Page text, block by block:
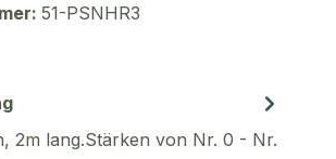
51-PSNHR3
2m lang.Stärken von Nr. 0 - Nr.